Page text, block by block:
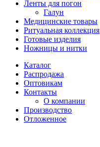
Ленты для погон
Галун
Медицинские товары
Ритуальная коллекция
Готовые изделия
Ножницы и нитки
Каталог
Распродажа
Оптовикам
Контакты
О компании
Производство
Отложенное